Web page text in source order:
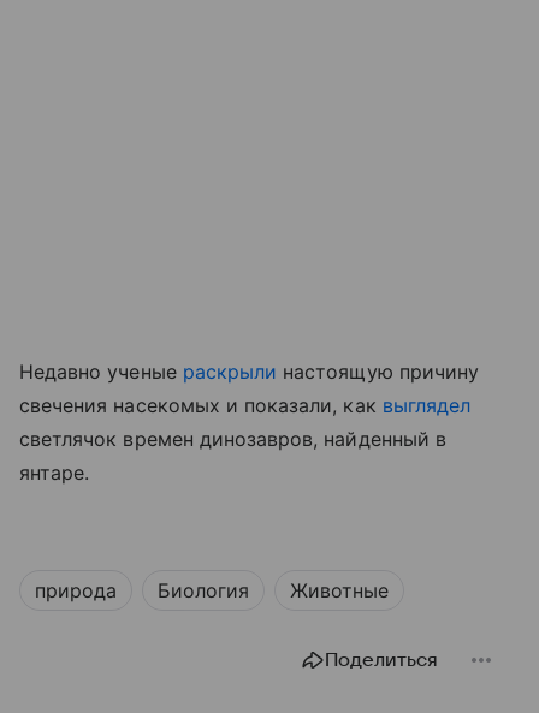
Недавно ученые раскрыли настоящую причину
свечения насекомых и показали, как выглядел
светлячок времен динозавров, найденный в
янтаре.
природа Биология Животные
Поделиться